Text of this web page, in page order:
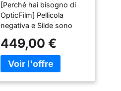
Diapositives
négatives de 35
mm avec
Augmentation de la
Vitesse de
numérisation de
38%, Bundle
SilverFast SE Plus 9
[Perché hai bisogno di
OpticFilm] Pellicola
negativa e Silde sono
polvere, graffi,
decomposizione e
attacchi fungini.
449,00 €